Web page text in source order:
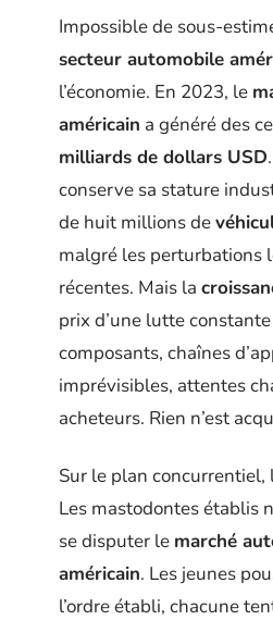
Impossible de sous-
secteur automobile
l’économie. En 2023, le
américain a généré des
milliards de dollars USD
conserve sa stature
de huit millions de
malgré les perturbations
récentes. Mais la
prix d’une lutte
composants, chaînes
imprévisibles, attentes
acheteurs. Rien n’est
Sur le plan concurrentiel,
Les mastodontes établis
se disputer le marché
américain. Les jeunes
l’ordre établi, chacune